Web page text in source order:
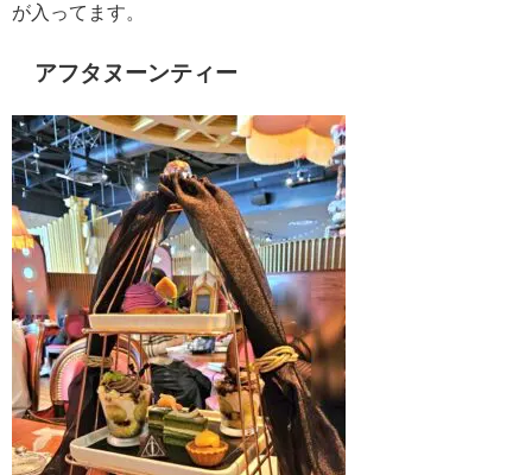
が入ってます。
アフタヌーンティー